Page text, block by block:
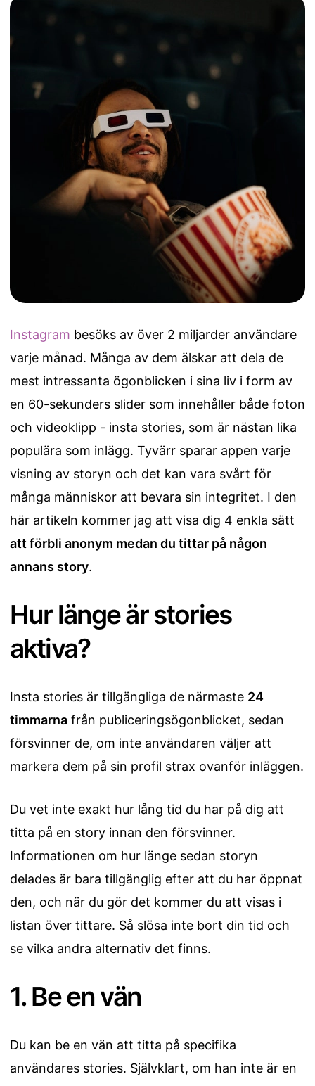
Instagram besöks av över 2 miljarder användare
varje månad. Många av dem älskar att dela de
mest intressanta ögonblicken i sina liv i form av
en 60-sekunders slider som innehåller både foton
och videoklipp - insta stories, som är nästan lika
populära som inlägg. Tyvärr sparar appen varje
visning av storyn och det kan vara svårt för
många människor att bevara sin integritet. I den
här artikeln kommer jag att visa dig 4 enkla sätt
att förbli anonym medan du tittar på någon
annans story.
Hur länge är stories
aktiva?
Insta stories är tillgängliga de närmaste 24
timmarna från publiceringsögonblicket, sedan
försvinner de, om inte användaren väljer att
markera dem på sin profil strax ovanför inläggen.
Du vet inte exakt hur lång tid du har på dig att
titta på en story innan den försvinner.
Informationen om hur länge sedan storyn
delades är bara tillgänglig efter att du har öppnat
den, och när du gör det kommer du att visas i
listan över tittare. Så slösa inte bort din tid och
se vilka andra alternativ det finns.
1. Be en vän
Du kan be en vän att titta på specifika
användares stories. Självklart, om han inte är en